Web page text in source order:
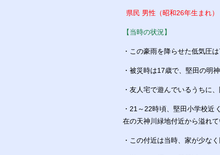
県民 男性（昭和26年生まれ）
【当時の状況】
・この豪雨を降らせた低気圧
・被災時は17歳で、堅田の明
・友人宅で遊んでいるうちに
・21～22時頃、堅田小学校
在の天神川緑地付近から溢れ
・この付近は当時、家が少な